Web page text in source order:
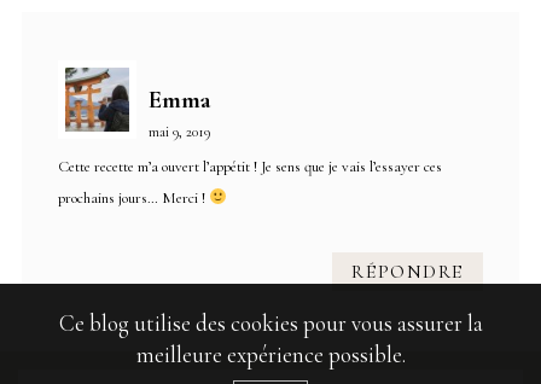
Emma
mai 9, 2019
Cette recette m’a ouvert l’appétit ! Je sens que je vais l’essayer ces
prochains jours… Merci !
RÉPONDRE
Ce blog utilise des cookies pour vous assurer la
meilleure expérience possible.